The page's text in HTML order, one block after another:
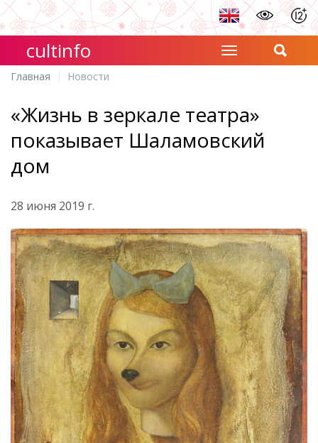
cultinfo
Главная Новости
«Жизнь в зеркале театра»
показывает Шаламовский
дом
28 июня 2019 г.